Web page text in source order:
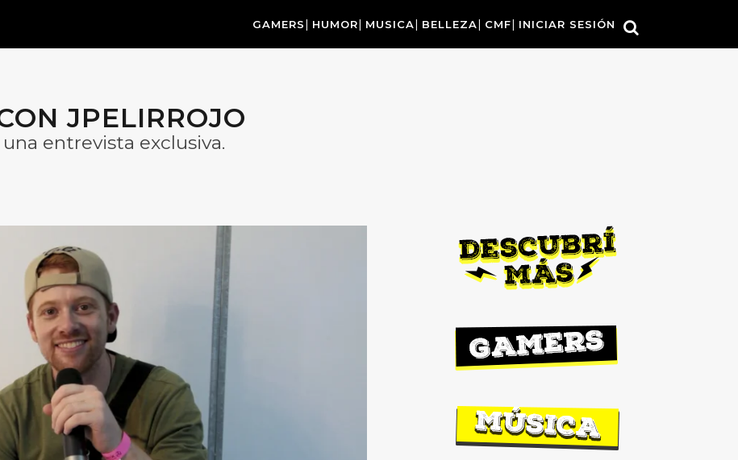
GAMERS HUMOR MUSICA BELLEZA CMF INICIAR SESIÓN
JPELIRROJO
entrevista exclusiva.